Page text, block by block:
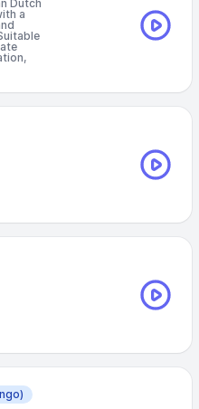
Dutch
a